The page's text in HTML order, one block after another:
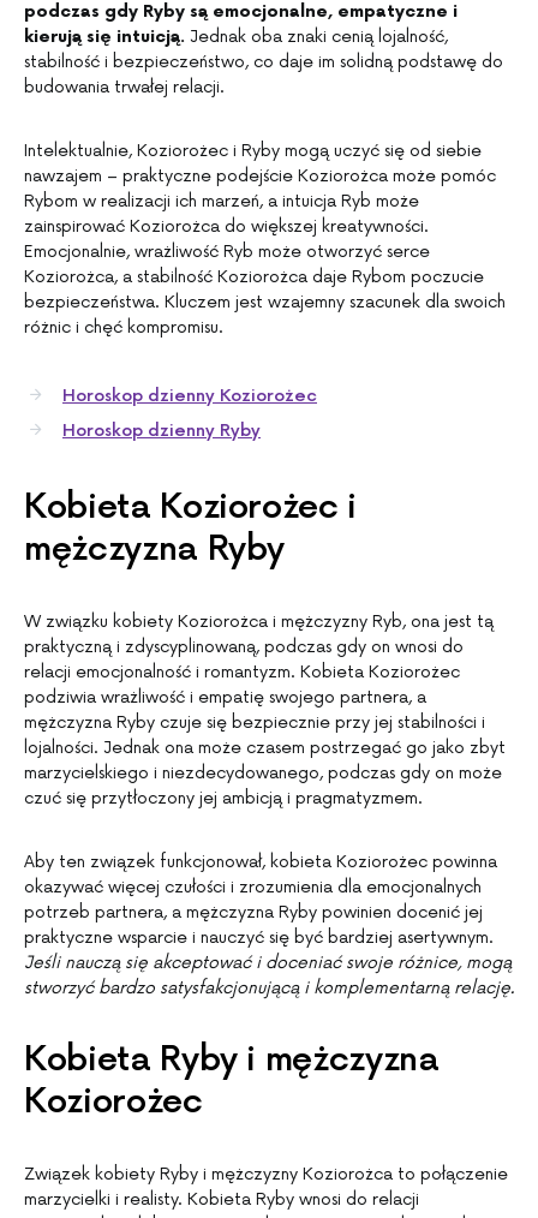
podczas gdy Ryby są emocjonalne, empatyczne i
kierują się intuicją. Jednak oba znaki cenią lojalność,
stabilność i bezpieczeństwo, co daje im solidną podstawę do
budowania trwałej relacji.
Intelektualnie, Koziorożec i Ryby mogą uczyć się od siebie
nawzajem – praktyczne podejście Koziorożca może pomóc
Rybom w realizacji ich marzeń, a intuicja Ryb może
zainspirować Koziorożca do większej kreatywności.
Emocjonalnie, wrażliwość Ryb może otworzyć serce
Koziorożca, a stabilność Koziorożca daje Rybom poczucie
bezpieczeństwa. Kluczem jest wzajemny szacunek dla swoich
różnic i chęć kompromisu.
Horoskop dzienny Koziorożec
Horoskop dzienny Ryby
Kobieta Koziorożec i
mężczyzna Ryby
W związku kobiety Koziorożca i mężczyzny Ryb, ona jest tą
praktyczną i zdyscyplinowaną, podczas gdy on wnosi do
relacji emocjonalność i romantyzm. Kobieta Koziorożec
podziwia wrażliwość i empatię swojego partnera, a
mężczyzna Ryby czuje się bezpiecznie przy jej stabilności i
lojalności. Jednak ona może czasem postrzegać go jako zbyt
marzycielskiego i niezdecydowanego, podczas gdy on może
czuć się przytłoczony jej ambicją i pragmatyzmem.
Aby ten związek funkcjonował, kobieta Koziorożec powinna
okazywać więcej czułości i zrozumienia dla emocjonalnych
potrzeb partnera, a mężczyzna Ryby powinien docenić jej
praktyczne wsparcie i nauczyć się być bardziej asertywnym.
Jeśli nauczą się akceptować i doceniać swoje różnice, mogą
stworzyć bardzo satysfakcjonującą i komplementarną relację.
Kobieta Ryby i mężczyzna
Koziorożec
Związek kobiety Ryby i mężczyzny Koziorożca to połączenie
marzycielki i realisty. Kobieta Ryby wnosi do relacji